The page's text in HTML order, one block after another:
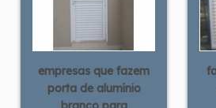
empresas que fazem
porta de alumínio